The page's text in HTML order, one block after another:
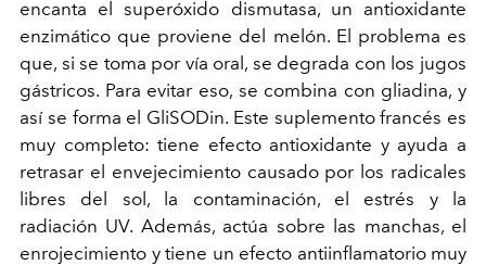
encanta el superóxido dismutasa, un antioxidante
enzimático que proviene del melón. El problema es
que, si se toma por vía oral, se degrada con los jugos
gástricos. Para evitar eso, se combina con gliadina, y
así se forma el GliSODin. Este suplemento francés es
muy completo: tiene efecto antioxidante y ayuda a
retrasar el envejecimiento causado por los radicales
libres del sol, la contaminación, el estrés y la
radiación UV. Además, actúa sobre las manchas, el
enrojecimiento y tiene un efecto antiinflamatorio muy